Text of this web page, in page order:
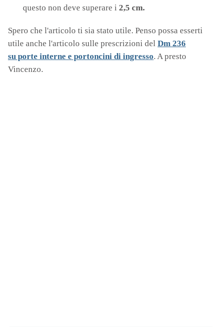
questo non deve superare i 2,5 cm.
Spero che l'articolo ti sia stato utile. Penso possa esserti
utile anche l'articolo sulle prescrizioni del Dm 236
su porte interne e portoncini di ingresso. A presto
Vincenzo.